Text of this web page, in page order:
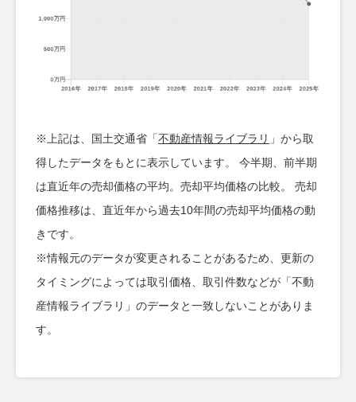
※上記は、国土交通省「不動産情報ライブラリ 」から取
得したデータをもとに表示しています。 今半期、前半期
は直近年の売却価格の平均。売却平均価格の比較。 売却
価格推移は、直近年から過去10年間の売却平均価格の動
きです。
※情報元のデータが変更されることがあるため、更新の
タイミングによっては取引価格、取引件数などが「不動
産情報ライブラリ」のデータと一致しないことがありま
す。